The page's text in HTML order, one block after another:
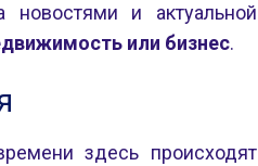
и актуальной
или бизнес.
здесь происходят